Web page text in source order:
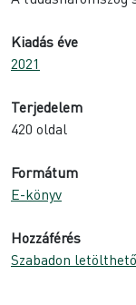
Kiadás éve
2021
Terjedelem
420 oldal
Formátum
E-könyv
Hozzáférés
Szabadon letölthető